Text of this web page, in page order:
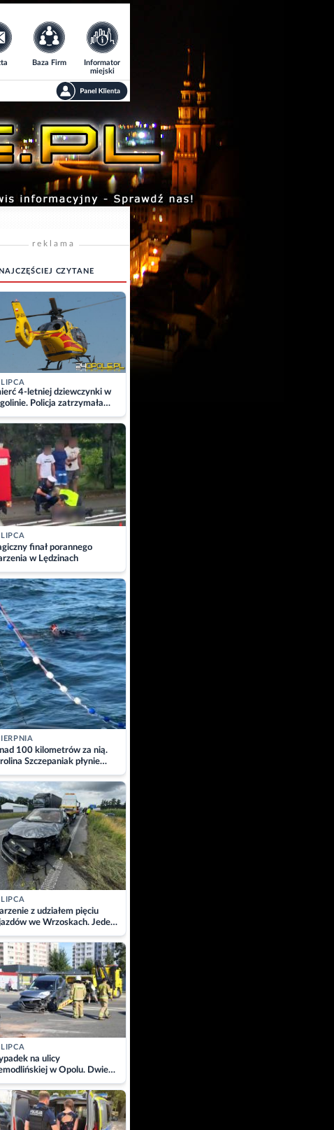
Baza Firm
Informator
miejski
reklama
NAJCZĘŚCIEJ CZYTANE
4-letniej dziewczynki w
Policja zatrzymała
finał porannego
w Lędzinach
100 kilometrów za nią.
Szczepaniak płynie
Bałtyk dla Piotra.
z udziałem pięciu
we Wrzoskach. Jeden
zabrany w
na ulicy
w Opolu. Dwie
w szpitalu